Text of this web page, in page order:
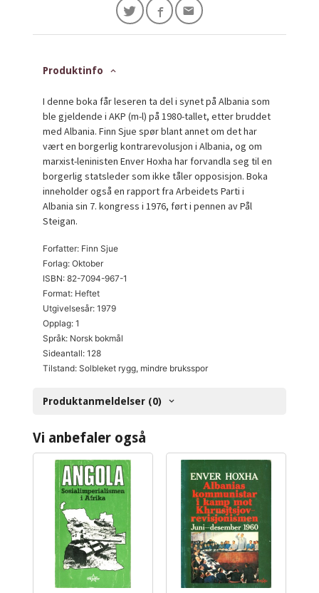
Produktinfo
I denne boka får leseren ta del i synet på Albania som
ble gjeldende i AKP (m-l) på 1980-tallet, etter bruddet
med Albania. Finn Sjue spør blant annet om det har
vært en borgerlig kontrarevolusjon i Albania, og om
marxist-leninisten Enver Hoxha har forvandla seg til en
borgerlig statsleder som ikke tåler opposisjon. Boka
inneholder også en rapport fra Arbeidets Parti i
Albania sin 7. kongress i 1976, ført i pennen av Pål
Steigan.
Forfatter: Finn Sjue
Forlag: Oktober
ISBN: 82-7094-967-1
Format: Heftet
Utgivelsesår: 1979
Opplag: 1
Språk: Norsk bokmål
Sideantall: 128
Tilstand: Solbleket rygg, mindre bruksspor
Produktanmeldelser (0)
Vi anbefaler også